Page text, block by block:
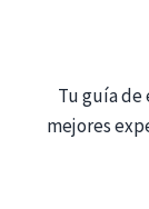
Tu guía de
mejores